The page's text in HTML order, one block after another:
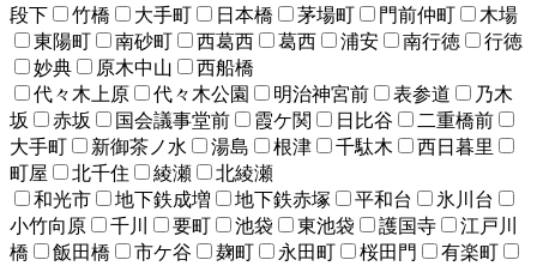
段下
竹橋 大手町 日本橋 茅場町 門前仲町
木場
東陽町
南砂町 西葛西 葛西 浦安 南行徳
行徳
妙典
原木中山
西船橋
代々木上原
代々木公園 明治神宮前 表参道
乃木
坂
赤坂 国会議事堂前 霞ケ関 日比谷
二重橋前
大手町
新御茶ノ水 湯島 根津 千駄木
西日暮里
町屋
北千住 綾瀬
北綾瀬
和光市
地下鉄成増 地下鉄赤塚 平和台
氷川台
小竹向原
千川 要町 池袋 東池袋 護国寺
江戸川
橋
飯田橋 市ケ谷 麹町 永田町 桜田門
有楽町